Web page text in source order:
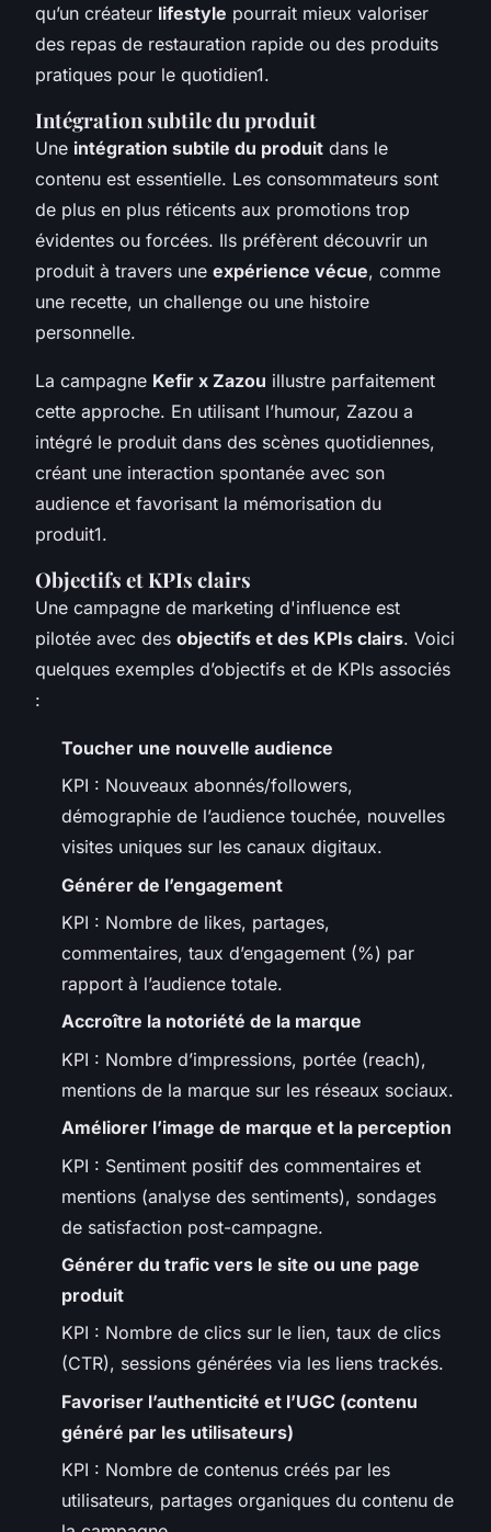
qu’un créateur lifestyle pourrait mieux valoriser
des repas de restauration rapide ou des produits
pratiques pour le quotidien1.
Intégration subtile du produit
Une intégration subtile du produit dans le
contenu est essentielle. Les consommateurs sont
de plus en plus réticents aux promotions trop
évidentes ou forcées. Ils préfèrent découvrir un
produit à travers une expérience vécue, comme
une recette, un challenge ou une histoire
personnelle.
La campagne Kefir x Zazou illustre parfaitement
cette approche. En utilisant l’humour, Zazou a
intégré le produit dans des scènes quotidiennes,
créant une interaction spontanée avec son
audience et favorisant la mémorisation du
produit1.
Objectifs et KPIs clairs
Une campagne de marketing d'influence est
pilotée avec des objectifs et des KPIs clairs. Voici
quelques exemples d’objectifs et de KPIs associés
:
Toucher une nouvelle audience
KPI : Nouveaux abonnés/followers,
démographie de l’audience touchée, nouvelles
visites uniques sur les canaux digitaux.
Générer de l’engagement
KPI : Nombre de likes, partages,
commentaires, taux d’engagement (%) par
rapport à l’audience totale.
Accroître la notoriété de la marque
KPI : Nombre d’impressions, portée (reach),
mentions de la marque sur les réseaux sociaux.
Améliorer l’image de marque et la perception
KPI : Sentiment positif des commentaires et
mentions (analyse des sentiments), sondages
de satisfaction post-campagne.
Générer du trafic vers le site ou une page
produit
KPI : Nombre de clics sur le lien, taux de clics
(CTR), sessions générées via les liens trackés.
Favoriser l’authenticité et l’UGC (contenu
généré par les utilisateurs)
KPI : Nombre de contenus créés par les
utilisateurs, partages organiques du contenu de